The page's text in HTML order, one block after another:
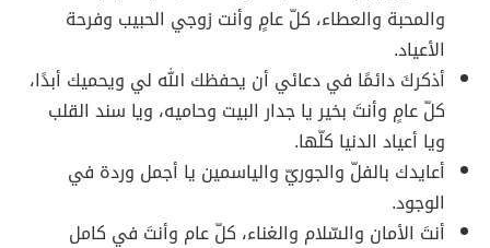
والمحبة والعطاء، كلّ عامٍ وأنت زوجي الحبيب وفرحة
الأعياد.
أذكركَ دائمًا في دعائي أن يحفظك الله لي ويحميك أبدًا،
كلّ عامٍ وأنتَ بخير يا جدار البيت وحاميه، ويا سند القلب
ويا أعياد الدنيا كلّها.
أعايدك بالفلّ والجوريّ والياسمين يا أجمل وردة في
الوجود.
أنتَ الأمان والسّلام والغناء، كلّ عام وأنتَ في كامل